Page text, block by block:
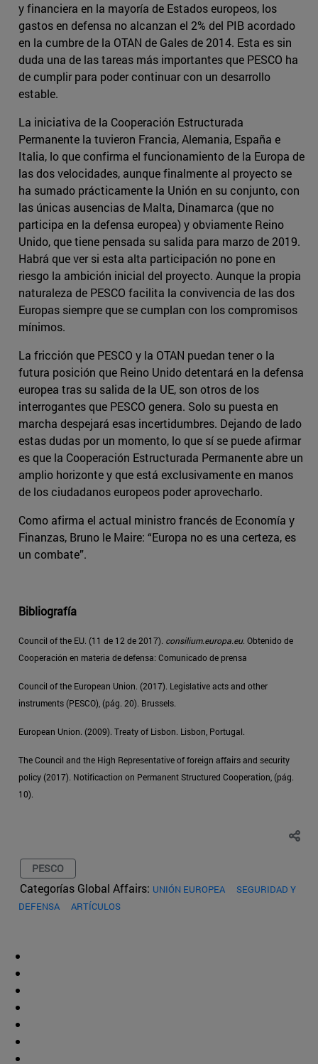
y financiera en la mayoría de Estados europeos, los
gastos en defensa no alcanzan el 2% del PIB acordado
en la cumbre de la OTAN de Gales de 2014. Esta es sin
duda una de las tareas más importantes que PESCO ha
de cumplir para poder continuar con un desarrollo
estable.
La iniciativa de la Cooperación Estructurada
Permanente la tuvieron Francia, Alemania, España e
Italia, lo que confirma el funcionamiento de la Europa de
las dos velocidades, aunque finalmente al proyecto se
ha sumado prácticamente la Unión en su conjunto, con
las únicas ausencias de Malta, Dinamarca (que no
participa en la defensa europea) y obviamente Reino
Unido, que tiene pensada su salida para marzo de 2019.
Habrá que ver si esta alta participación no pone en
riesgo la ambición inicial del proyecto. Aunque la propia
naturaleza de PESCO facilita la convivencia de las dos
Europas siempre que se cumplan con los compromisos
mínimos.
La fricción que PESCO y la OTAN puedan tener o la
futura posición que Reino Unido detentará en la defensa
europea tras su salida de la UE, son otros de los
interrogantes que PESCO genera. Solo su puesta en
marcha despejará esas incertidumbres. Dejando de lado
estas dudas por un momento, lo que sí se puede afirmar
es que la Cooperación Estructurada Permanente abre un
amplio horizonte y que está exclusivamente en manos
de los ciudadanos europeos poder aprovecharlo.
Como afirma el actual ministro francés de Economía y
Finanzas, Bruno le Maire: “Europa no es una certeza, es
un combate”.
Bibliografía
Council of the EU. (11 de 12 de 2017). consilium.europa.eu. Obtenido de
Cooperación en materia de defensa: Comunicado de prensa
Council of the European Union. (2017). Legislative acts and other
instruments (PESCO), (pág. 20). Brussels.
European Union. (2009). Treaty of Lisbon. Lisbon, Portugal.
The Council and the High Representative of foreign affairs and security
policy (2017). Notificaction on Permanent Structured Cooperation, (pág.
10).
PESCO
Categorías Global Affairs: UNIÓN EUROPEA
SEGURIDAD Y
DEFENSA
ARTÍCULOS